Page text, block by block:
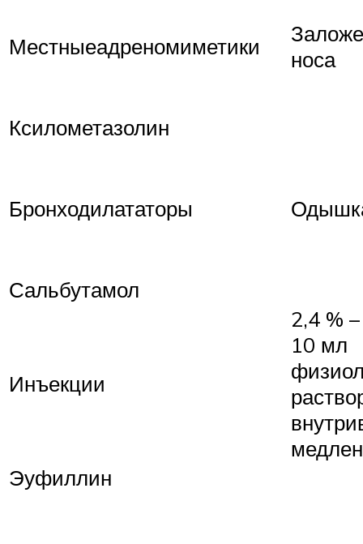
Местныеадреномиметики
носа
Ксилометазолин
Бронходилататоры
Сальбутамол
Инъекции
2,4 %
10 мл
Эуфиллин